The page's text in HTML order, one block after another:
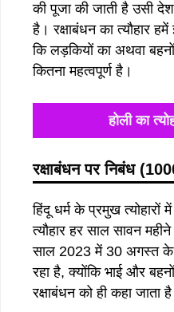
की पूजा की जाती है उसी
है। रक्षाबंधन का त्यौहार
कि लड़कियों का अथवा बहनों
कितना महत्वपूर्ण है।
होली का
रक्षाबंधन पर निबंध
हिंदू धर्म के प्रमुख त्योहारों
त्यौहार हर साल सावन महीने
साल 2023 में 30 अगस्त के
रहा है, क्योंकि भाई और
रक्षाबंधन को ही कहा जाता